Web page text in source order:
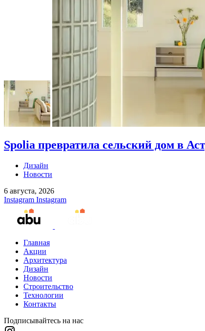
Spolia превратила сельский дом в
Дизайн
Новости
6 августа, 2026
Instagram Instagram
Главная
Акции
Архитектура
Дизайн
Новости
Строительство
Технологии
Контакты
Подписывайтесь на нас